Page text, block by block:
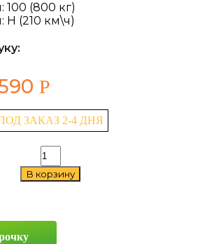
100 (800 кг)
H (210 км\ч)
Р
ЗАКАЗ 2-4 ДНЯ
Количество
товара
Goodride
R16
В корзину